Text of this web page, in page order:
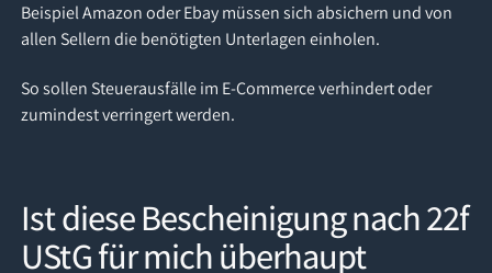
Beispiel Amazon oder Ebay müssen sich absichern und von
allen Sellern die benötigten Unterlagen einholen.
So sollen Steuerausfälle im E-Commerce verhindert oder
zumindest verringert werden.
Ist diese Bescheinigung nach 22f
UStG für mich überhaupt